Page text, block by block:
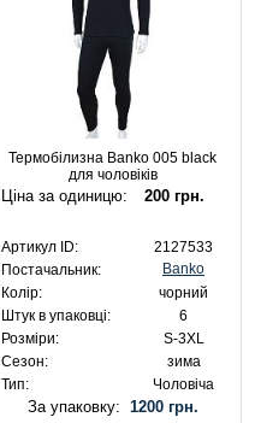
Термобілизна Banko 005 black
для чоловіків
Ціна за одиницю: 200 грн.
Артикул ID:
2127533
Постачальник:
Banko
Колір:
чорний
Штук в упаковці:
6
Розміри:
S-3XL
Сезон:
зима
Тип:
Чоловіча
За упаковку: 1200 грн.